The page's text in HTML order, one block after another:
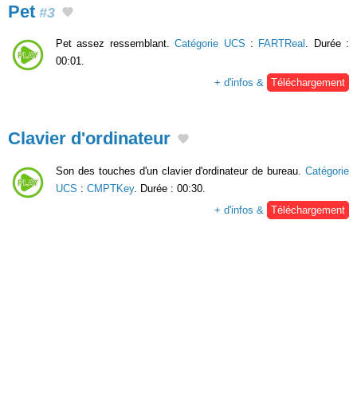
Pet #3
Pet assez ressemblant.Catégorie UCS : FARTReal . Durée :
00:01.
+ d'infos & Téléchargement
Clavier d'ordinateur
Son des touches d'un clavier d'ordinateur de bureau. Catégorie
UCS : CMPTKey. Durée : 00:30.
+ d'infos & Téléchargement